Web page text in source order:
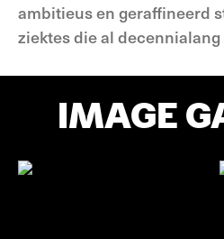
ambitieus en geraffineerd
ziektes die al
IMAGE